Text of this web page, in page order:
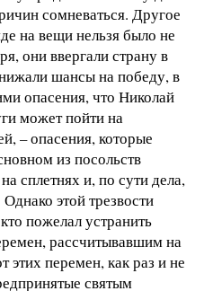
сомневаться. Другое
на вещи нельзя было не
они ввергали страну в
шансы на победу, в
опасения, что Николай
может пойти на
– опасения, которые
из посольств
сплетнях и, по сути дела,
этой трезвости
пожелал устранить
рассчитывавшим на
перемен, как раз и не
святым